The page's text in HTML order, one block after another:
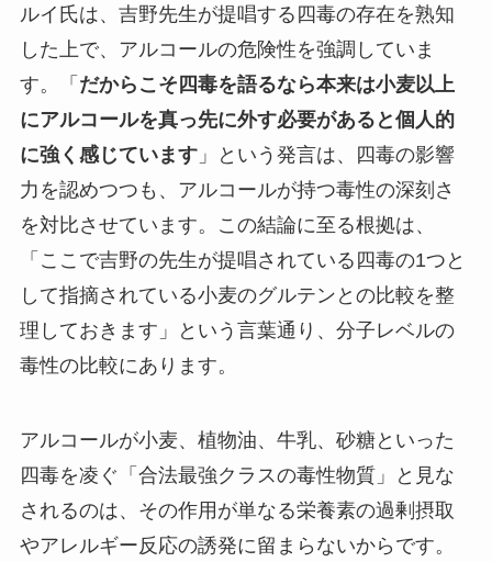
ルイ氏は、吉野先生が提唱する四毒の存在を熟知
した上で、アルコールの危険性を強調していま
す。「 だからこそ四毒を語るなら本来は小麦以上
にアルコールを真っ先に外す必要があると個人的
に強く感じています」という発言は、四毒の影響
力を認めつつも、アルコールが持つ毒性の深刻さ
を対比させています。この結論に至る根拠は、
「ここで吉野の先生が提唱されている四毒の1つと
して指摘されている小麦のグルテンとの比較を整
理しておきます」という言葉通り、分子レベルの
毒性の比較にあります。
アルコールが小麦、植物油、牛乳、砂糖といった
四毒を凌ぐ「合法最強クラスの毒性物質」と見な
されるのは、その作用が単なる栄養素の過剰摂取
やアレルギー反応の誘発に留まらないからです。